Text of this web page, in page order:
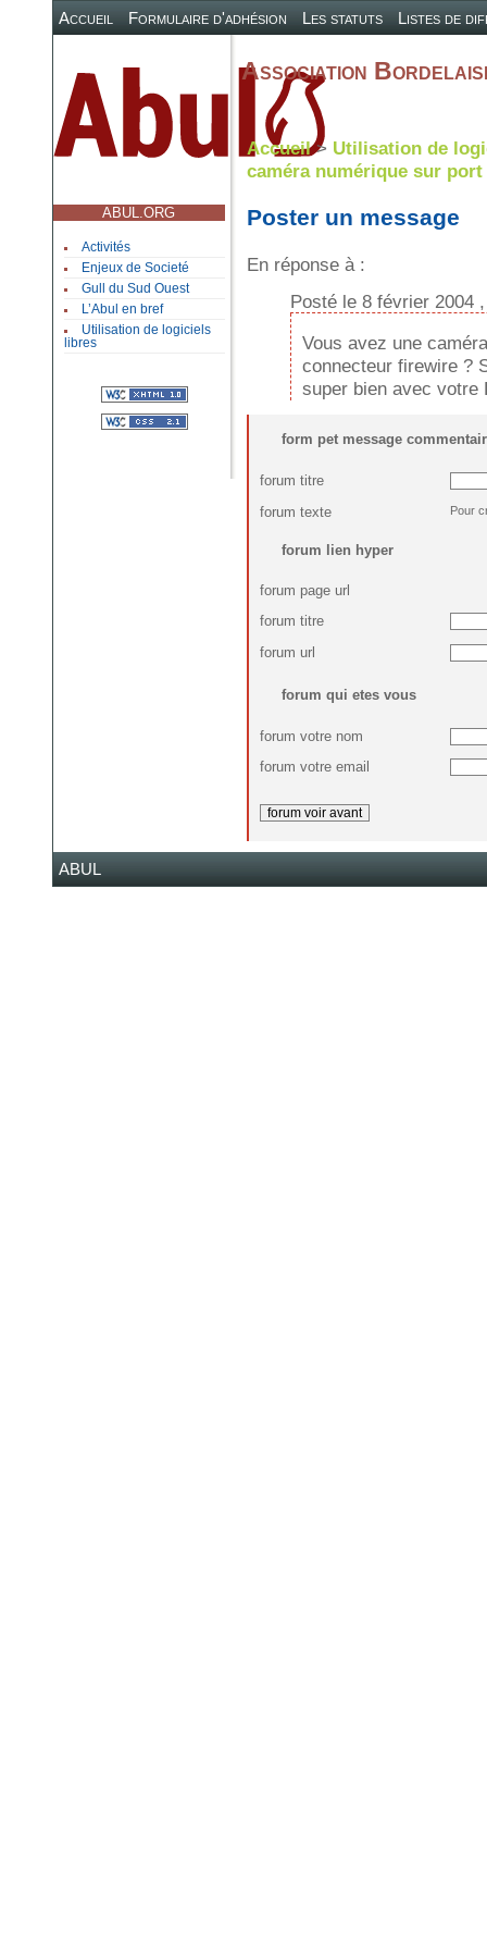
Accueil Formulaire d'adhésion Les statuts Listes de
ABUL.ORG
Activités
Enjeux de Societé
Gull du Sud Ouest
L’Abul en bref
Utilisation de logiciels
libres
Association
Accueil> Utilisation de
caméra numérique sur
Poster un message
En réponse à :
Posté le 8 février 2004
Vous avez une
connecteur firewire ?
super bien avec votre
form pet message
forum titre
forum texte
Pour
forum lien hyper
forum page url
forum titre
forum url
forum qui etes vous
forum votre nom
forum votre email
ABUL